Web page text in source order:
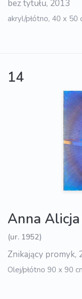
bez tytułu, 2013
akryl/płótno, 40 x 50
14
Anna Alicja
(ur. 1952)
Znikający promyk,
Olej/płótno 90 x 90